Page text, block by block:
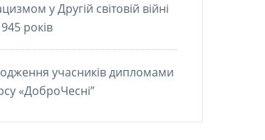
у Другій світовій війні
років
учасників дипломами
«ДоброЧесні”